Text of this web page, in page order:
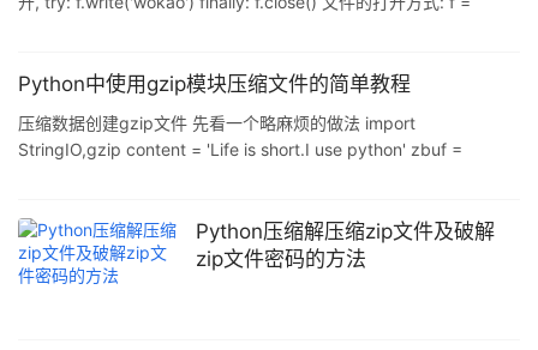
且当调用f.write()时,将清空文件原有内容 'a':附加到文件末尾 'r+':读
Python中使用gzip模块压缩文件的简单教程
压缩数据创建gzip文件 先看一个略麻烦的做法 import
StringIO,gzip content = 'Life is short.I use python' zbuf =
但其实有个快捷的封装,不用用到StringIO模块 f = gzip.open(
Python压缩解压缩zip文件及破解
zip文件密码的方法